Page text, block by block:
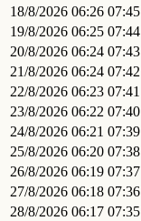
18/8/2026 06:26 07:45
19/8/2026 06:25 07:44
20/8/2026 06:24 07:43
21/8/2026 06:24 07:42
22/8/2026 06:23 07:41
23/8/2026 06:22 07:40
24/8/2026 06:21 07:39
25/8/2026 06:20 07:38
26/8/2026 06:19 07:37
27/8/2026 06:18 07:36
28/8/2026 06:17 07:35